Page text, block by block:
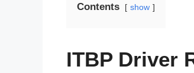
Contents show
ITBP Driver